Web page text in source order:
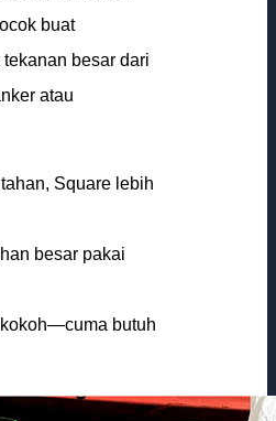
buat
besar dari
atau
Square lebih
besar pakai
butuh